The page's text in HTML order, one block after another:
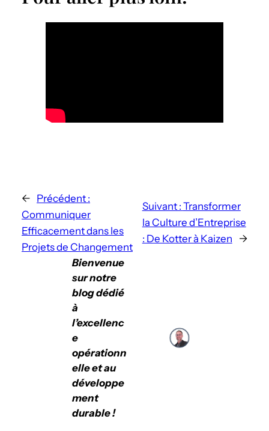
← Précédent :
Communiquer
Efficacement dans les
Projets de Changement
Suivant : Transformer
la Culture d’Entreprise
: De Kotter à Kaizen
→
Bienvenue
sur notre
blog dédié
à
l’excellenc
e
opérationn
elle et au
développe
ment
durable !